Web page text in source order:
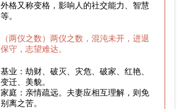
外格又称变格，影响人的社交能力、智慧
等。
（两仪之数）两仪之数，混沌未开，进退
保守，志望难达。
基业：劫财、破灭、灾危、破家、红艳、
变迁、美貌。
家庭：亲情疏远。夫妻应相互理解，则免
别离之苦。